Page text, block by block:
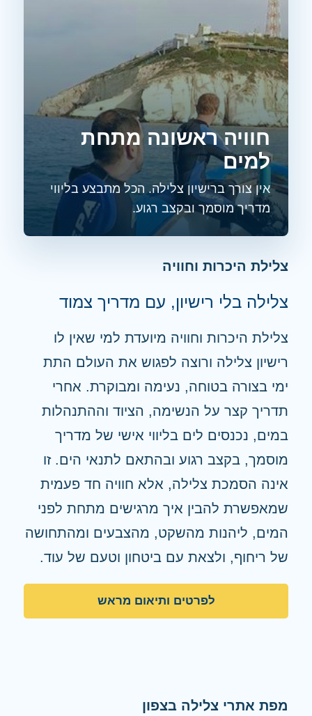
חוויה ראשונה מתחת
למים
אין צורך ברישיון צלילה. הכל מתבצע בליווי
מדריך מוסמך ובקצב רגוע.
צלילת היכרות וחוויה
צלילה בלי רישיון, עם מדריך צמוד
צלילת היכרות וחוויה מיועדת למי שאין לו
רישיון צלילה ורוצה לפגוש את העולם התת
ימי בצורה בטוחה, נעימה ומבוקרת. אחרי
תדריך קצר על הנשימה, הציוד וההתנהלות
במים, נכנסים לים בליווי אישי של מדריך
מוסמך, בקצב רגוע ובהתאם לתנאי הים. זו
אינה הסמכת צלילה, אלא חוויה חד פעמית
שמאפשרת להבין איך מרגישים מתחת לפני
המים, ליהנות מהשקט, מהצבעים ומהתחושה
של ריחוף, ולצאת עם ביטחון וטעם של עוד.
לפרטים ותיאום מראש
מפת אתרי צלילה בצפון